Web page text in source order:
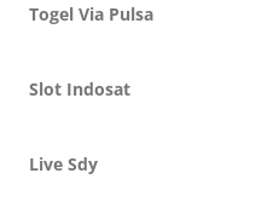
Togel Via Pulsa
Slot Indosat
Live Sdy